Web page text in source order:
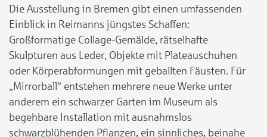
Die Ausstellung in Bremen gibt einen umfassenden
Einblick in Reimanns jüngstes Schaffen:
Großformatige Collage-Gemälde, rätselhafte
Skulpturen aus Leder, Objekte mit Plateauschuhen
oder Körperabformungen mit geballten Fäusten. Für
„Mirrorball“ entstehen mehrere neue Werke unter
anderem ein schwarzer Garten im Museum als
begehbare Installation mit ausnahmslos
schwarzblühenden Pflanzen, ein sinnliches, beinahe